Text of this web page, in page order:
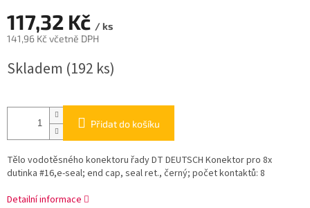
117,32 Kč / ks
141,96 Kč včetně DPH
cena:
Skladem (192 ks)
Přidat do košíku
Tělo vodotěsného konektoru řady DT DEUTSCH Konektor pro 8x
dutinka #16,e-seal; end cap, seal ret., černý; počet kontaktů: 8
Detailní informace